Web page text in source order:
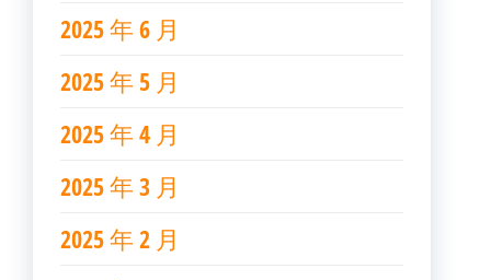
2025 年 6 月
2025 年 5 月
2025 年 4 月
2025 年 3 月
2025 年 2 月